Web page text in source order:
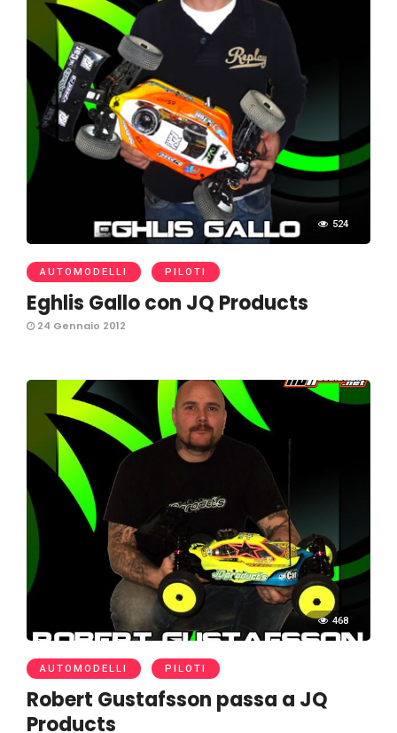
524
AUTOMODELLI PILOTI
Eghlis Gallo con JQ Products
24 Gennaio 2012
468
AUTOMODELLI PILOTI
Robert Gustafsson passa a JQ
Products